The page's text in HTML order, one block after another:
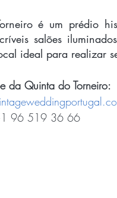
é um prédio
salões
ideal para realizar
da Quinta do Torneiro:
96 519 36 66